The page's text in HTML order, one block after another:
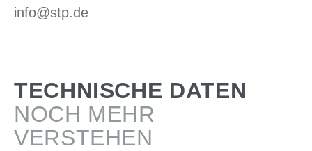
info@stp.de
TECHNISCHE DATEN
NOCH MEHR
VERSTEHEN